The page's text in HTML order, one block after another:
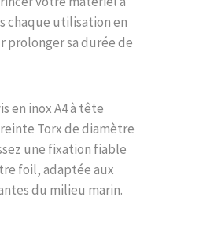
chaque utilisation en
prolonger sa durée de
en inox A4 à tête
Torx de diamètre
une fixation fiable
foil, adaptée aux
du milieu marin.